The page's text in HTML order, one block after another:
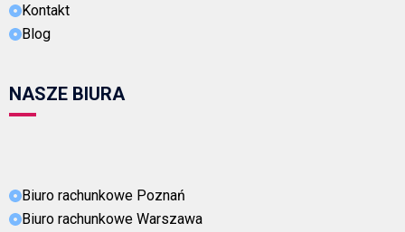
Kontakt
Blog
NASZE BIURA
Biuro rachunkowe Poznań
Biuro rachunkowe Warszawa